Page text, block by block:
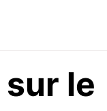
sur le